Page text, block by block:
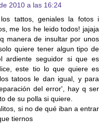
2010 a las 16:24
tattos, geniales la fotos i
me los he leido todos! jajaja
manera de insultar por unos
quiere tener algun tipo de
ardiente seguidor si que es
este tio lo que quiere es
tatoos le dan igual, y para
del error', hay q ser
de su polla si quiere.
si no de qué iban a entrar
tiernos